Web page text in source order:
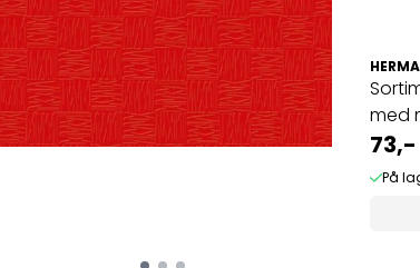
HERMA
med
73,-
På